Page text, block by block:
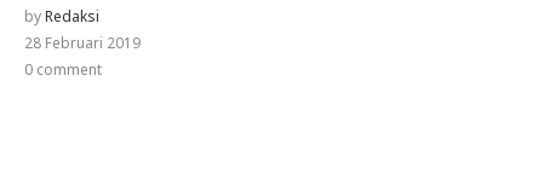
byRedaksi
28 Februari 2019
0 comment